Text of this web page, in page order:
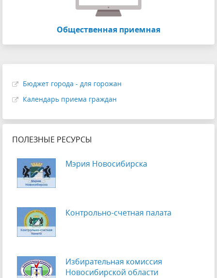
Общественная приемная
Бюджет города - для горожан
Календарь приема граждан
ПОЛЕЗНЫЕ РЕСУРСЫ
Мэрия Новосибирска
Контрольно-счетная палата
Избирательная комиссия
Новосибирской области